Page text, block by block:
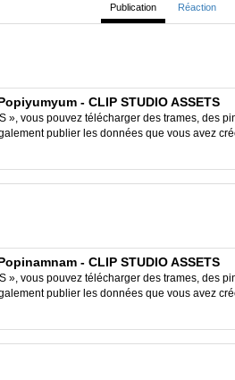
Publication Réaction
- CLIP STUDIO ASSETS
», vous pouvez télécharger des trames, des
publier les données que vous avez
- CLIP STUDIO ASSETS
», vous pouvez télécharger des trames, des
publier les données que vous avez